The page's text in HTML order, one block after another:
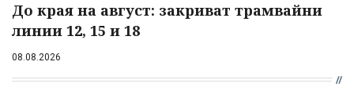
До края на август: закриват трамвайни
линии 12, 15 и 18
08.08.2026